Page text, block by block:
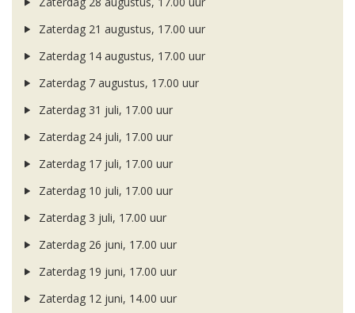
Zaterdag 21 augustus, 17.00 uur
Zaterdag 14 augustus, 17.00 uur
Zaterdag 7 augustus, 17.00 uur
Zaterdag 31 juli, 17.00 uur
Zaterdag 24 juli, 17.00 uur
Zaterdag 17 juli, 17.00 uur
Zaterdag 10 juli, 17.00 uur
Zaterdag 3 juli, 17.00 uur
Zaterdag 26 juni, 17.00 uur
Zaterdag 19 juni, 17.00 uur
Zaterdag 12 juni, 14.00 uur